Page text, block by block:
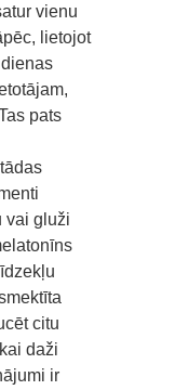
vienu
lietojot
pats
vai gluži
citu
daži
ir